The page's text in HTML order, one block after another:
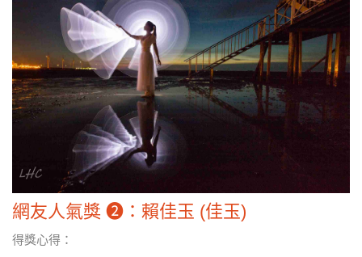
網友人氣獎 ❷：賴佳玉 (佳玉)
得獎心得：